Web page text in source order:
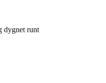
dygnet runt